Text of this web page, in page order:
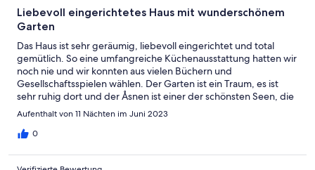
Liebevoll eingerichtetes Haus mit wunderschönem
Garten
Das Haus ist sehr geräumig, liebevoll eingerichtet und total
gemütlich. So eine umfangreiche Küchenausstattung hatten wir
noch nie und wir konnten aus vielen Büchern und
Gesellschaftsspielen wählen. Der Garten ist ein Traum, es ist
sehr ruhig dort und der Åsnen ist einer der schönsten Seen, die
wir kennen. Es gibt Fahrräder im Schuppen und man kann am
Von dort ist es nur ein kurzer Weg durch den Wald zu einem
wir Midsommarafton verbracht haben. Die Kommunikation mit
Aufenthalt von 11 Nächten im Juni 2023
0